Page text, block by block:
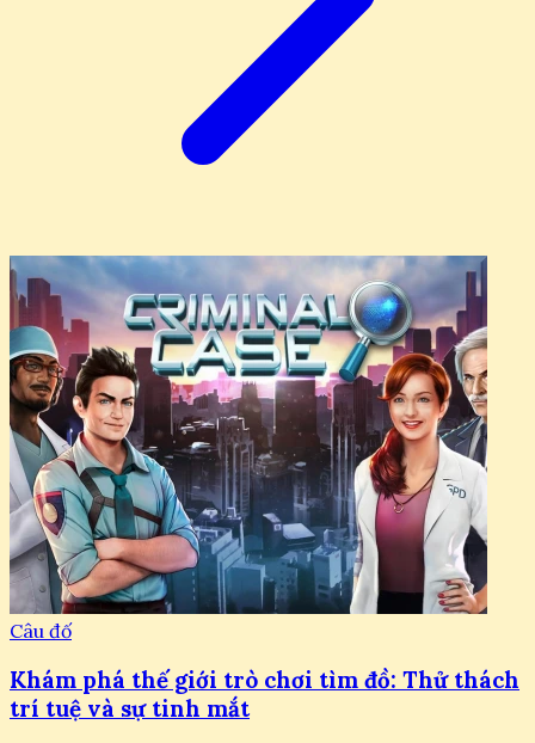
Câu đố
Khám phá thế giới trò chơi tìm đồ: Thử thách
trí tuệ và sự tinh mắt